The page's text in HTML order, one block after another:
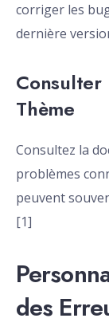
corriger les
dernière
Consulter
Thème
Consultez la
problèmes
peuvent
[1]
des